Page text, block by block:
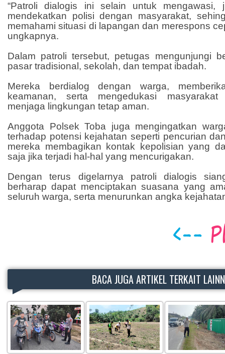
“Patroli dialogis ini selain untuk mengawasi,
mendekatkan polisi dengan masyarakat,
memahami situasi di lapangan dan merespons
ungkapnya.
Dalam patroli tersebut, petugas mengunjungi
pasar tradisional, sekolah, dan tempat ibadah.
Mereka berdialog dengan warga,
keamanan, serta mengedukasi
menjaga lingkungan tetap aman.
Anggota Polsek Toba juga mengingatkan
terhadap potensi kejahatan seperti pencurian
mereka membagikan kontak kepolisian yang
saja jika terjadi hal-hal yang mencurigakan.
Dengan terus digelarnya patroli dialogis
berharap dapat menciptakan suasana yang
seluruh warga, serta menurunkan angka
BACA JUGA ARTIKEL TERKAIT